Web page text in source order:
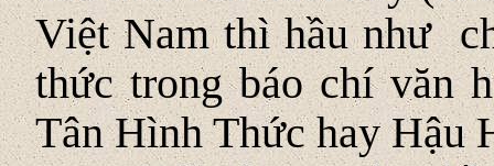
Việt Nam thì hầu như
thức trong báo chí văn
Tân Hình Thức hay Hậu